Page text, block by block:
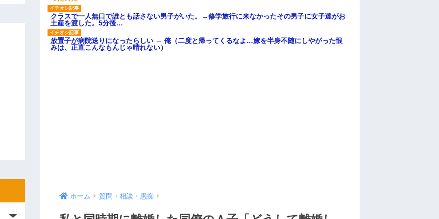
クラスで一人無口で誰とも話さない男子がいた。→修学旅行に来なかったその男子に女子達がお
土産を渡した。5分後…
放置子が病院送りになったらしい → 俺（二度と帰ってくるなよ…嫁を半身不随にしやがった恨
みは、正直こんなもんじゃ晴れない）
ホーム 質問・相談・愚痴